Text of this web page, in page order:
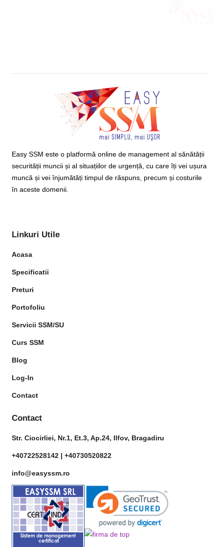
Easy SSM este o platformă online de management al sănătății
securității muncii și al situațiilor de urgență, cu care îți vei ușura
muncă și vei înjumătăți timpul de răspuns, precum și costurile
în aceste domenii.
Linkuri Utile
Acasa
Specificatii
Preturi
Portofoliu
Servicii SSM/SU
Curs SSM
Blog
Log-In
Contact
Contact
Str. Ciocirliei, Nr.1, Et.3, Ap.24, Ilfov, Bragadiru
+40722528142 | +40730520822
info@easyssm.ro